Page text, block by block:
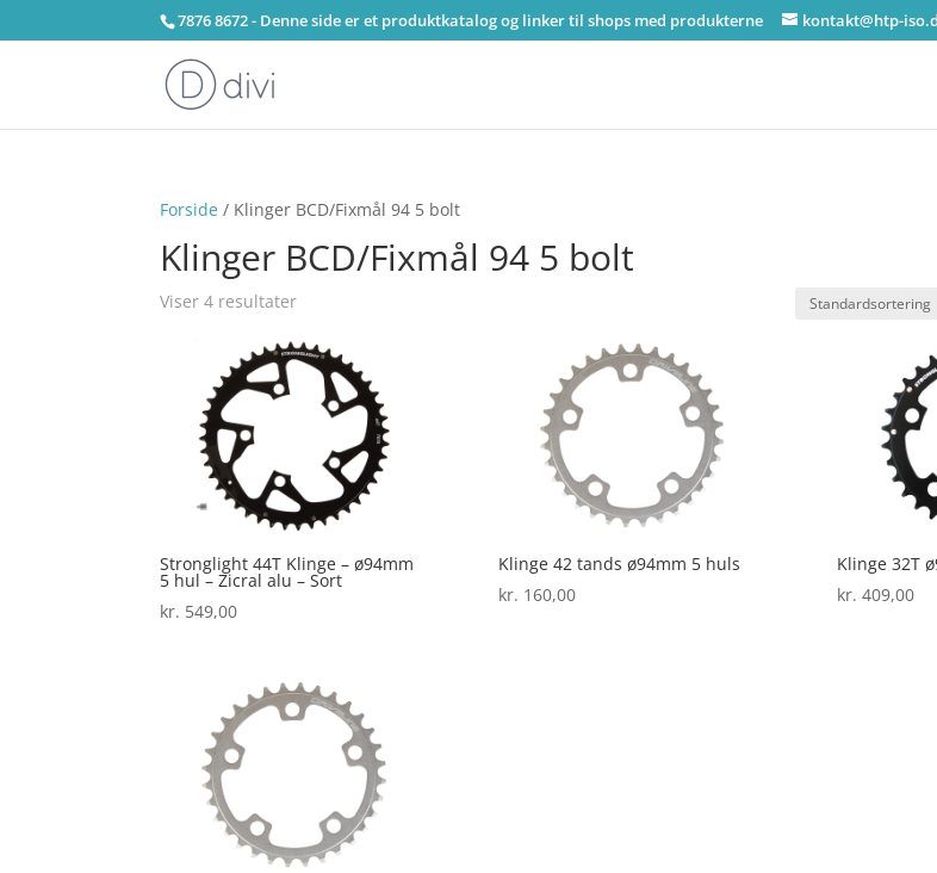
7876 8672 - Denne side er et produktkatalog og linker til shops med produkterne kontakt@htp-
Forside / Klinger BCD/Fixmål 94 5 bolt
Klinger BCD/Fixmål 94 5 bolt
Viser 4 resultater
Stronglight 44T Klinge – ø94mm
5 hul – Zicral alu – Sort
kr. 549,00
Klinge 42 tands ø94mm 5 huls
kr. 160,00
Klinge 32T
kr. 409,00